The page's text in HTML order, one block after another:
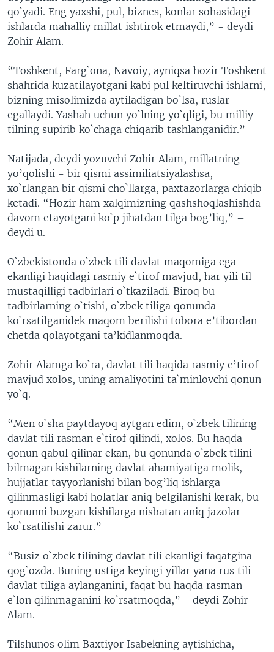
qo`yadi. Eng yaxshi, pul, biznes, konlar sohasidagi
ishlarda mahalliy millat ishtirok etmaydi,” - deydi
Zohir Alam.
“Toshkent, Farg`ona, Navoiy, ayniqsa hozir Toshkent
shahrida kuzatilayotgani kabi pul keltiruvchi ishlarni,
bizning misolimizda aytiladigan bo`lsa, ruslar
egallaydi. Yashah uchun yo`lning yo`qligi, bu milliy
tilning supirib ko`chaga chiqarib tashlanganidir.”
Natijada, deydi yozuvchi Zohir Alam, millatning
yo’qolishi - bir qismi assimiliatsiyalashsa,
xo`rlangan bir qismi cho`llarga, paxtazorlarga chiqib
ketadi. “Hozir ham xalqimizning qashshoqlashishda
davom etayotgani ko`p jihatdan tilga bog’liq,” –
deydi u.
O`zbekistonda o`zbek tili davlat maqomiga ega
ekanligi haqidagi rasmiy e`tirof mavjud, har yili til
mustaqilligi tadbirlari o`tkaziladi. Biroq bu
tadbirlarning o`tishi, o`zbek tiliga qonunda
ko`rsatilganidek maqom berilishi tobora e’tibordan
chetda qolayotgani ta’kidlanmoqda.
Zohir Alamga ko`ra, davlat tili haqida rasmiy e’tirof
mavjud xolos, uning amaliyotini ta`minlovchi qonun
yo`q.
“Men o`sha paytdayoq aytgan edim, o`zbek tilining
davlat tili rasman e`tirof qilindi, xolos. Bu haqda
qonun qabul qilinar ekan, bu qonunda o`zbek tilini
bilmagan kishilarning davlat ahamiyatiga molik,
hujjatlar tayyorlanishi bilan bog’liq ishlarga
qilinmasligi kabi holatlar aniq belgilanishi kerak, bu
qonunni buzgan kishilarga nisbatan aniq jazolar
ko`rsatilishi zarur.”
“Busiz o`zbek tilining davlat tili ekanligi faqatgina
qog`ozda. Buning ustiga keyingi yillar yana rus tili
davlat tiliga aylanganini, faqat bu haqda rasman
e`lon qilinmaganini ko`rsatmoqda,” - deydi Zohir
Alam.
Tilshunos olim Baxtiyor Isabekning aytishicha,